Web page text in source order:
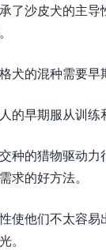
了沙皮犬的主导
犬的混种需要早
的早期服从训练
种的猎物驱动
求的好方法。
使他们不太容
。